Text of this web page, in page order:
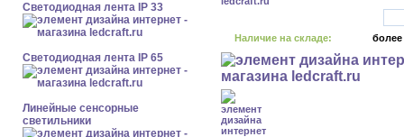
Светодиодная лента IP 33
Светодиодная лента IP 65
Линейные сенсорные
светильники
Наличие на складе: более